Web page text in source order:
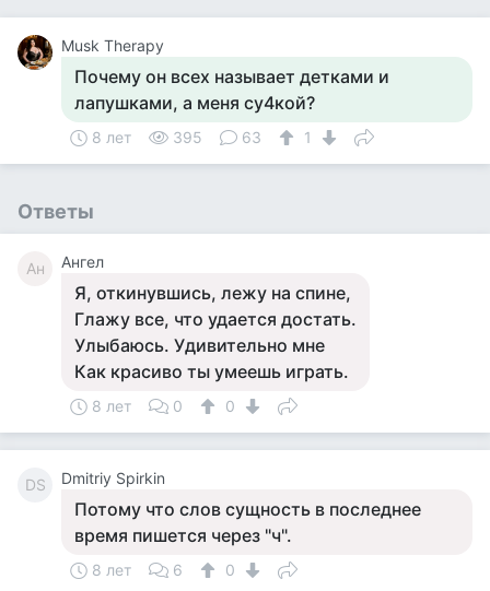
Musk Therapy
Почему он всех называет детками и
лапушками, а меня су4кой?
8 лет 395 63 1
Ответы
Ан Ангел
Я, откинувшись, лежу на спине,
Глажу все, что удается достать.
Улыбаюсь. Удивительно мне
Как красиво ты умеешь играть.
8 лет 0 0
DS Dmitriy Spirkin
Потому что слов сущность в последнее
время пишется через "ч".
8 лет 6
0